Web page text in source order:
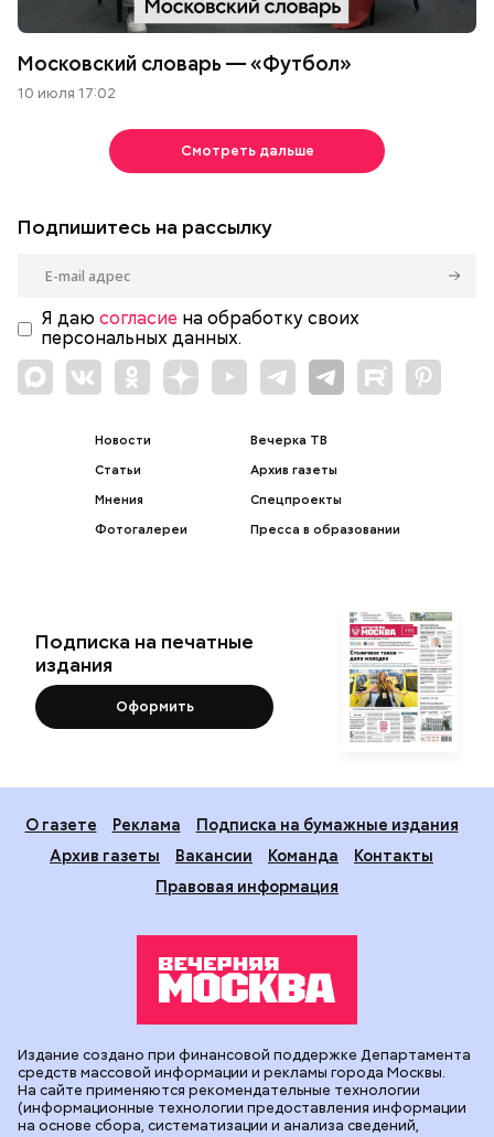
Московский словарь — «Футбол»
10 июля 17:02
Смотреть дальше
Подпишитесь на рассылку
Я даю согласие на обработку своих
персональных данных.
Новости
Статьи
Мнения
Фотогалереи
Вечерка ТВ
Архив газеты
Спецпроекты
Пресса в образовании
Подписка на печатные
издания
Оформить
О газете Реклама
Подписка на бумажные издания
Архив газеты
Вакансии Команда
Контакты
Правовая информация
Издание создано при финансовой поддержке Департамента
средств массовой информации и рекламы города Москвы.
На сайте применяются рекомендательные технологии
(информационные технологии предоставления информации
на основе сбора, систематизации и анализа сведений,